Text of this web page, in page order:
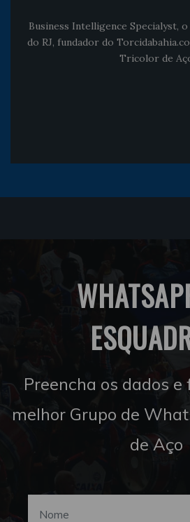
Business Intelligence Specialyst,
do RJ, fundador do
Tricolor de
Preencha os dados
melhor Grupo de
de Aço